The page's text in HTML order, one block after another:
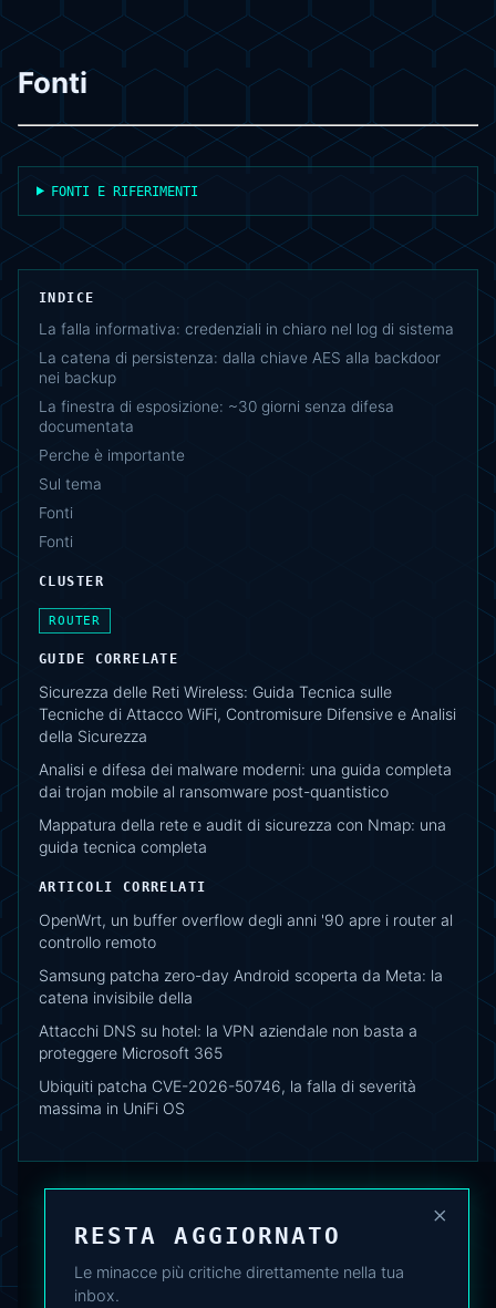
Fonti
FONTI E RIFERIMENTI
INDICE
La falla informativa: credenziali in chiaro nel log di sistema
La catena di persistenza: dalla chiave AES alla backdoor
nei backup
La finestra di esposizione: ~30 giorni senza difesa
documentata
Perche è importante
Sul tema
Fonti
Fonti
CLUSTER
ROUTER
GUIDE CORRELATE
Sicurezza delle Reti Wireless: Guida Tecnica sulle
Tecniche di Attacco WiFi, Contromisure Difensive e Analisi
della Sicurezza
Analisi e difesa dei malware moderni: una guida completa
dai trojan mobile al ransomware post-quantistico
Mappatura della rete e audit di sicurezza con Nmap: una
guida tecnica completa
ARTICOLI CORRELATI
OpenWrt, un buffer overflow degli anni '90 apre i router al
controllo remoto
Samsung patcha zero-day Android scoperta da Meta: la
catena invisibile della
Attacchi DNS su hotel: la VPN aziendale non basta a
proteggere Microsoft 365
Ubiquiti patcha CVE-2026-50746, la falla di severità
massima in UniFi OS
×
RESTA AGGIORNATO
Le minacce più critiche direttamente nella tua
inbox.